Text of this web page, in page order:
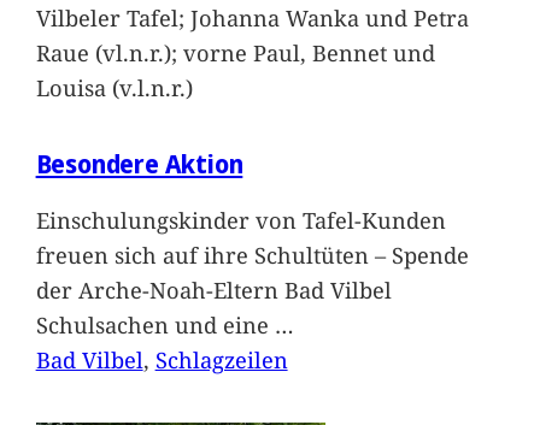
Vilbeler Tafel; Johanna Wanka und Petra
Raue (vl.n.r.); vorne Paul, Bennet und
Louisa (v.l.n.r.)
Besondere Aktion
Einschulungskinder von Tafel-Kunden
freuen sich auf ihre Schultüten – Spende
der Arche-Noah-Eltern Bad Vilbel
Schulsachen und eine …
Bad Vilbel, Schlagzeilen